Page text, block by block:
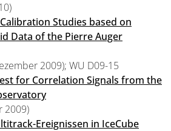
Studies based on
Data of the Pierre Auger
2009); WU D09-15
for Correlation Signals from the
2009)
Ereignissen in IceCube